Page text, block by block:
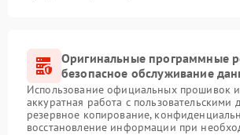
Оригинальные программные
безопасное обслуживание
Использование официальных прошивок
аккуратная работа с пользовательскими
резервное копирование,
восстановление информации при